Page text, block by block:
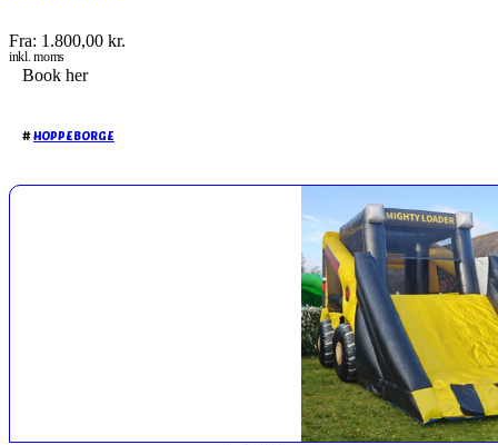
Fra: 1.800,00 kr.
inkl. moms
Book her
#HOPPEBORGE